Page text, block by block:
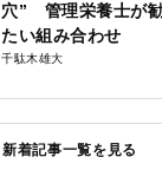
穴” 管理栄養士が
たい組み合わせ
千駄木雄大
新着記事一覧を見る